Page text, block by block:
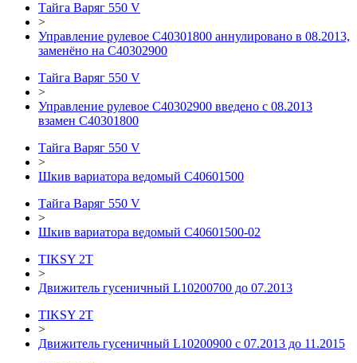
Тайга Варяг 550 V
>
Управление рулевое С40301800 аннулировано в 08.2013,
заменёно на С40302900
Тайга Варяг 550 V
>
Управление рулевое С40302900 введено с 08.2013
взамен С40301800
Тайга Варяг 550 V
>
Шкив вариатора ведомый C40601500
Тайга Варяг 550 V
>
Шкив вариатора ведомый C40601500-02
TIKSY 2T
>
Движитель гусеничный L10200700 до 07.2013
TIKSY 2T
>
Движитель гусеничный L10200900 с 07.2013 до 11.2015